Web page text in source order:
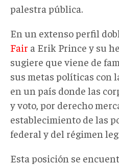
palestra pública.
En un extenso perfil
Fair a Erik Prince y su
sugiere que viene de
sus metas políticas con
en un país donde las
y voto, por derecho
establecimiento de las
federal y del régimen
Esta posición se